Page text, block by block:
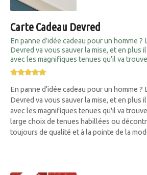
Carte Cadeau Devred
En panne d’idée cadeau pour un homme ?
Devred va vous sauver la mise, et en plus
avec les magnifiques tenues qu’il va
En panne d'idée cadeau pour un homme ?
Devred va vous sauver la mise, et en plus
avec les magnifiques tenues qu'il va
large choix de tenues habillées ou
toujours de qualité et à la pointe de la